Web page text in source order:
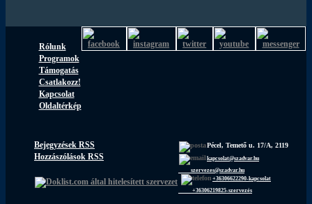
Rólunk
Programok
Támogatás
Csatlakozz!
Kapcsolat
Oldaltérkép
Bejegyzések RSS
Hozzászólások RSS
Pécel, Temető u. 17/A, 2119
kapcsolat@szadvar.hu
szervezes@szadvar.hu
+36306622290-kapcsolat
+36306219825-szervezés